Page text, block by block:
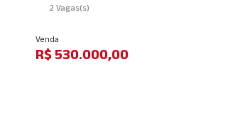
2 Vagas(s)
Venda
R$ 530.000,00